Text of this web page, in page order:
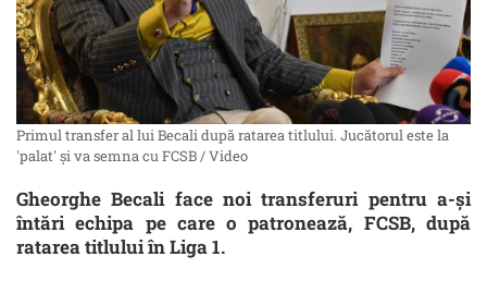
Primul transfer al lui Becali după ratarea titlului. Jucătorul este la
'palat' și va semna cu FCSB / Video
Gheorghe Becali face noi transferuri pentru a-și
întări echipa pe care o patronează, FCSB, după
ratarea titlului în Liga 1.